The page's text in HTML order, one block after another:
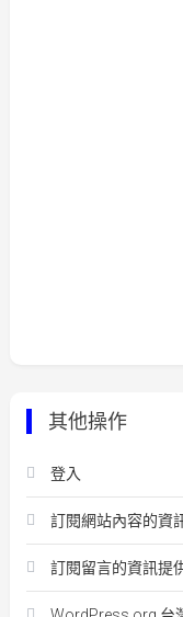
其他操作
登入
訂閱網站內容的資
訂閱留言的資訊提